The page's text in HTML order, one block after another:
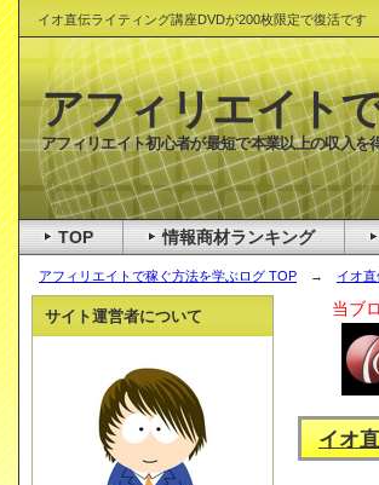
イオ直伝ライティング講座DVDが200枚限定で復活です
アフィリエイトで稼ぐ方法を学ぶログ TOP → イオ
当ブ
イオ
サイト運営者について
アフィリエイト
アフィリエイト初心者が最短で本業以上の収入を
TOP 情報商材ランキング